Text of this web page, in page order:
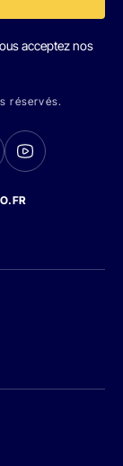
acceptez nos
réservés.